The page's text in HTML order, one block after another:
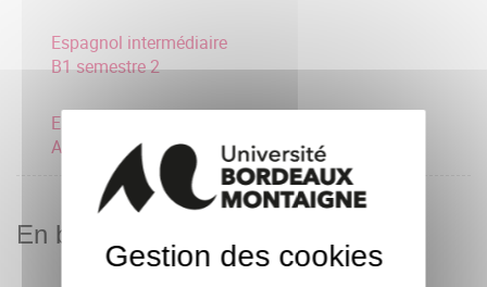
Espagnol intermédiaire
B1 semestre 2
Espagnol consolidation
A2 semestre 2
En bref
Gestion des cookies